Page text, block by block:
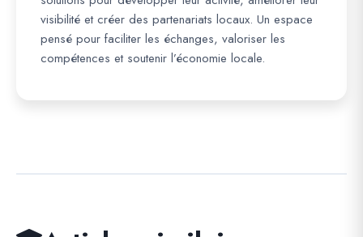
visibilité et créer des partenariats locaux. Un espace
pensé pour faciliter les échanges, valoriser les
compétences et soutenir l’économie locale.